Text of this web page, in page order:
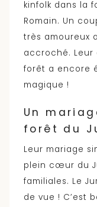
kinfolk dans la
Romain. Un
très amoureux
accroché.
forêt a encore
magique !
Un
forêt du
Leur mariage
plein cœur du
familiales. Le
de vue ! C’est